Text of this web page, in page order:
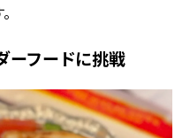
ーフードに挑戦